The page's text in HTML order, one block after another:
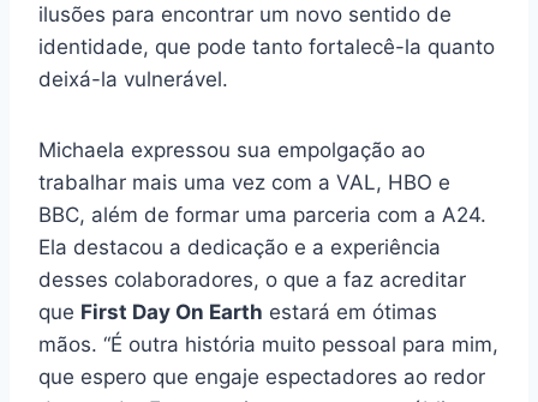
ilusões para encontrar um novo sentido de
identidade, que pode tanto fortalecê-la quanto
deixá-la vulnerável.
Michaela expressou sua empolgação ao
trabalhar mais uma vez com a VAL, HBO e
BBC, além de formar uma parceria com a A24.
Ela destacou a dedicação e a experiência
desses colaboradores, o que a faz acreditar
que First Day On Earth estará em ótimas
mãos. “É outra história muito pessoal para mim,
que espero que engaje espectadores ao redor